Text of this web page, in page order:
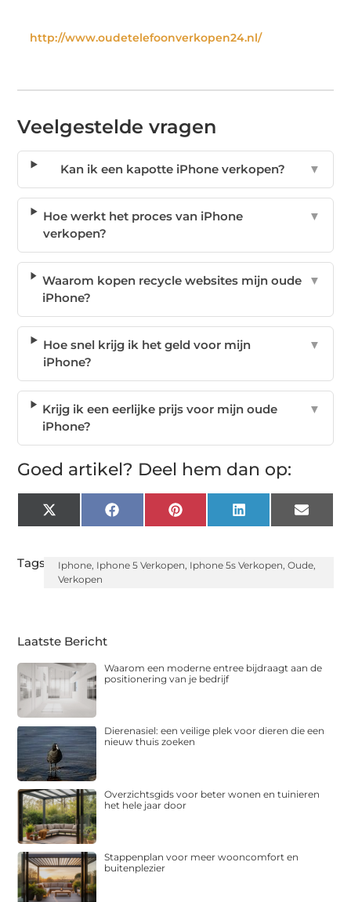
http://www.oudetelefoonverkopen24.nl/
Veelgestelde vragen
Kan ik een kapotte iPhone verkopen? ▼
Hoe werkt het proces van iPhone
verkopen?
▼
Waarom kopen recycle websites mijn oude
iPhone?
▼
Hoe snel krijg ik het geld voor mijn
iPhone?
▼
Krijg ik een eerlijke prijs voor mijn oude
iPhone?
▼
Goed artikel? Deel hem dan op:
X
(Twitter)
FacebookPinterest LinkedIn Email
Tags: Iphone Iphone 5 Verkopen Iphone 5s Verkopen ,Oude
Verkopen
Laatste Bericht
Waarom een moderne entree bijdraagt aan de
positionering van je bedrijf
Dierenasiel: een veilige plek voor dieren die een
nieuw thuis zoeken
Overzichtsgids voor beter wonen en tuinieren
het hele jaar door
Stappenplan voor meer wooncomfort en
buitenplezier